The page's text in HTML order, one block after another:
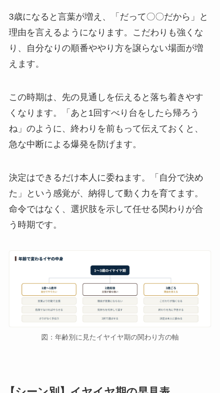
3歳になると言葉が増え、「だって〇〇だから」と
理由を言えるようになります。こだわりも強くな
り、自分なりの順番ややり方を譲らない場面が増
えます。
この時期は、先の見通しを伝えると落ち着きやす
くなります。「あと1回すべり台をしたら帰ろう
ね」のように、終わりを前もって伝えておくと、
急な中断による爆発を防げます。
決定はできるだけ本人に委ねます。「自分で決め
た」という感覚が、納得して動く力を育てます。
命令ではなく、選択肢を示して任せる関わりが合
う時期です。
図：年齢別に見たイヤイヤ期の関わり方の軸